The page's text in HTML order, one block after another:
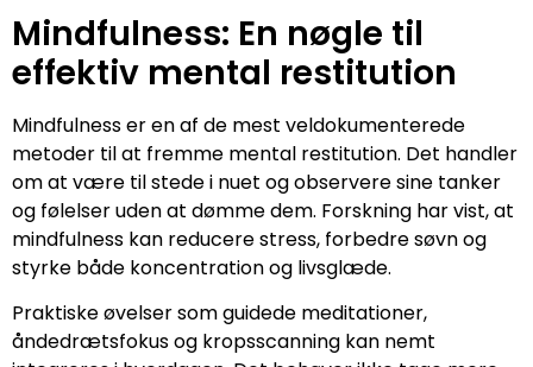
Mindfulness: En nøgle til
effektiv mental restitution
Mindfulness er en af de mest veldokumenterede
metoder til at fremme mental restitution. Det handler
om at være til stede i nuet og observere sine tanker
og følelser uden at dømme dem. Forskning har vist, at
mindfulness kan reducere stress, forbedre søvn og
styrke både koncentration og livsglæde.
Praktiske øvelser som guidede meditationer,
åndedrætsfokus og kropsscanning kan nemt